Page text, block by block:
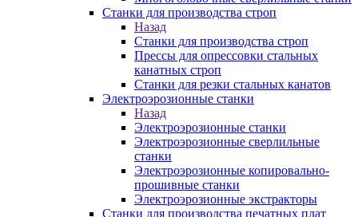
Станки для производства строп
Назад
Станки для производства строп
Прессы для опрессовки стальных
канатных строп
Станки для резки стальных канатов
Электроэрозионные станки
Назад
Электроэрозионные станки
Электроэрозионные сверлильные
станки
Электроэрозионные копировально-
прошивные станки
Электроэрозионные экстракторы
Станки для производства печатных плат